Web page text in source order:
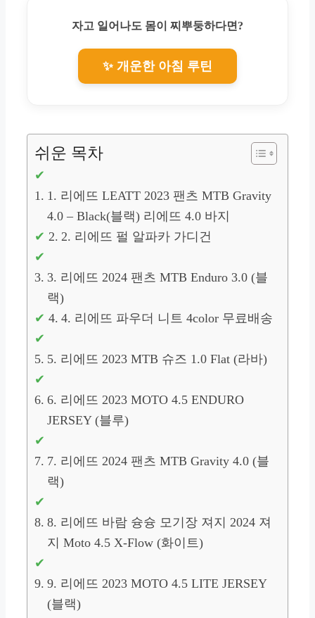
자고 일어나도 몸이 찌뿌둥하다면?
✨ 개운한 아침 루틴
쉬운 목차
1. 리에뜨 LEATT 2023 팬츠 MTB Gravity
4.0 – Black(블랙) 리에뜨 4.0 바지
2. 리에뜨 펄 알파카 가디건
3. 리에뜨 2024 팬츠 MTB Enduro 3.0 (블
랙)
4. 리에뜨 파우더 니트 4color 무료배송
5. 리에뜨 2023 MTB 슈즈 1.0 Flat (라바)
6. 리에뜨 2023 MOTO 4.5 ENDURO
JERSEY (블루)
7. 리에뜨 2024 팬츠 MTB Gravity 4.0 (블
랙)
8. 리에뜨 바람 슝슝 모기장 져지 2024 져
지 Moto 4.5 X-Flow (화이트)
9. 리에뜨 2023 MOTO 4.5 LITE JERSEY
(블랙)